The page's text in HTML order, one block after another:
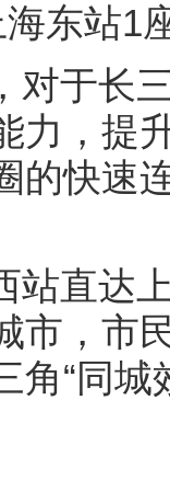
东站1
对于长
力，提
的快速
站直达
市，市
角“同